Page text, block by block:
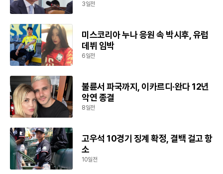
3일전
미스코리아 누나 응원 속 박시후, 유럽
데뷔 임박
6일전
불륜서 파국까지, 이카르디·완다 12년
악연 종결
8일전
고우석 10경기 징계 확정, 결백 걸고 항
소
10일전